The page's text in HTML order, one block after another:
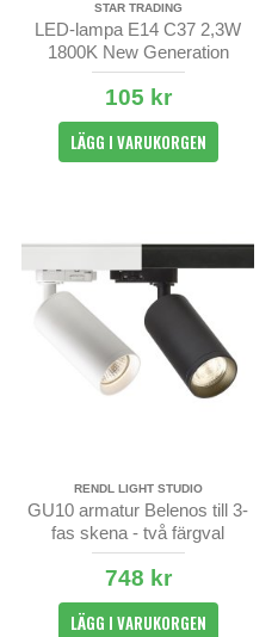
STAR TRADING
LED-lampa E14 C37 2,3W
1800K New Generation
Classics
105 kr
LÄGG I VARUKORGEN
RENDL LIGHT STUDIO
GU10 armatur Belenos till 3-
fas skena - två färgval
748 kr
LÄGG I VARUKORGEN